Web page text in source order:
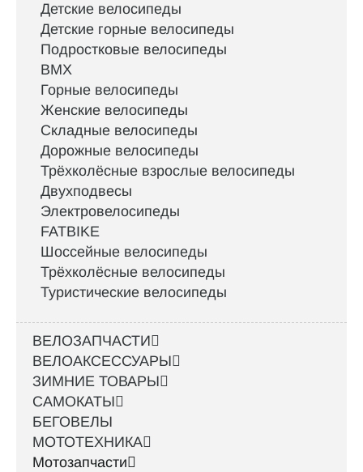
Детские велосипеды
Детские горные велосипеды
Подростковые велосипеды
BMX
Горные велосипеды
Женские велосипеды
Складные велосипеды
Дорожные велосипеды
Трёхколёсные взрослые велосипеды
Двухподвесы
Электровелосипеды
FATBIKE
Шоссейные велосипеды
Трёхколёсные велосипеды
Туристические велосипеды
ВЕЛОЗАПЧАСТИ
ВЕЛОАКСЕССУАРЫ
ЗИМНИЕ ТОВАРЫ
САМОКАТЫ
БЕГОВЕЛЫ
МОТОТЕХНИКА
Мотозапчасти